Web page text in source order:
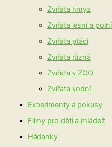
Zvířata hmyz
Zvířata lesní a polní
Zvířata ptáci
Zvířata různá
Zvířata v ZOO
Zvířata vodní
Experimenty a pokusy
Filmy pro děti a mládež
Hádanky